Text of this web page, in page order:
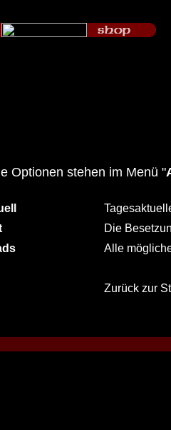
Optionen stehen im Menü "
Die
Alle
Zurück zur